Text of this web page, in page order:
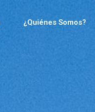
¿Quiénes Somos?